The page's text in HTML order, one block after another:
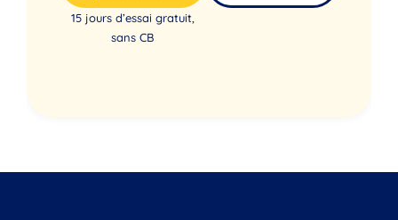
15 jours d’essai gratuit,
sans CB